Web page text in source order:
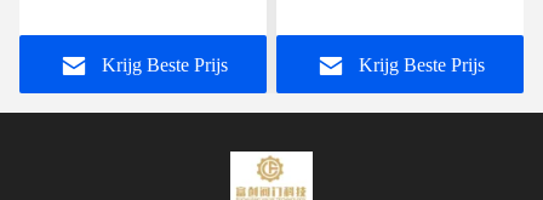
Drieweg kogelklep
Krijg Beste Prijs Krijg Beste Prijs